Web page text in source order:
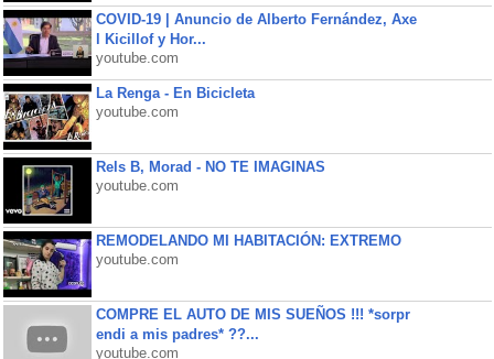
COVID-19 | Anuncio de Alberto Fernández, Axe
l Kicillof y Hor...
youtube.com
La Renga - En Bicicleta
youtube.com
Rels B, Morad - NO TE IMAGINAS
youtube.com
REMODELANDO MI HABITACIÓN: EXTREMO
youtube.com
COMPRE EL AUTO DE MIS SUEÑOS !!! *sorpr
endi a mis padres* ??...
youtube.com